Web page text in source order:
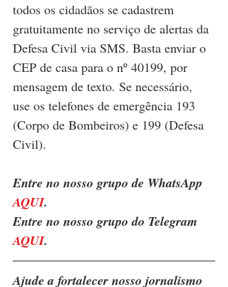
todos os cidadãos se cadastrem
gratuitamente no serviço de alertas da
Defesa Civil via SMS. Basta enviar o
CEP de casa para o nº 40199, por
mensagem de texto. Se necessário,
use os telefones de emergência 193
(Corpo de Bombeiros) e 199 (Defesa
Civil).
Entre no nosso grupo de WhatsApp
AQUI.
Entre no nosso grupo do Telegram
AQUI.
Ajude a fortalecer nosso jornalismo